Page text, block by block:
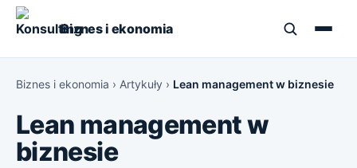
Biznes i ekonomia
Biznes i ekonomia › Artykuły › Lean management w biznesie
Lean management w
biznesie